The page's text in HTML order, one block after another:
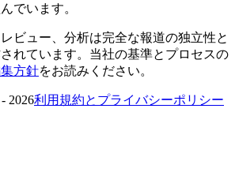
でいます。
ビュー、分析は完全な報道の独立性と
れています。当社の基準とプロセスの
方針をお読みください。
2026利用規約とプライバシーポリシー